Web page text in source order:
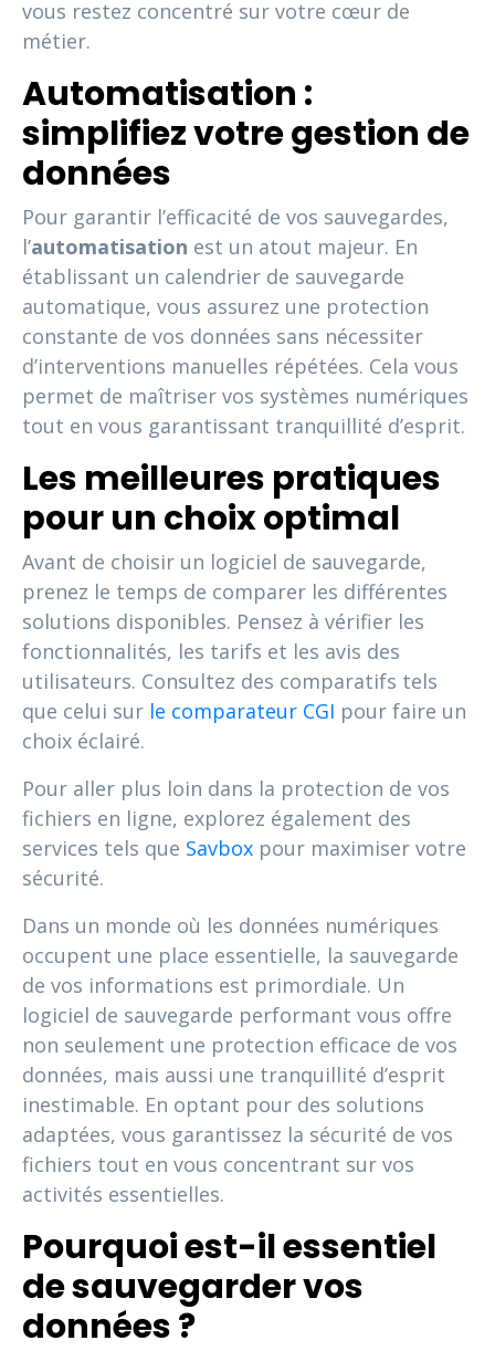
vous restez concentré sur votre cœur de
métier.
Automatisation :
simplifiez votre gestion de
données
Pour garantir l’efficacité de vos sauvegardes,
l’automatisation est un atout majeur. En
établissant un calendrier de sauvegarde
automatique, vous assurez une protection
constante de vos données sans nécessiter
d’interventions manuelles répétées. Cela vous
permet de maîtriser vos systèmes numériques
tout en vous garantissant tranquillité d’esprit.
Les meilleures pratiques
pour un choix optimal
Avant de choisir un logiciel de sauvegarde,
prenez le temps de comparer les différentes
solutions disponibles. Pensez à vérifier les
fonctionnalités, les tarifs et les avis des
utilisateurs. Consultez des comparatifs tels
que celui sur le comparateur CGI pour faire un
choix éclairé.
Pour aller plus loin dans la protection de vos
fichiers en ligne, explorez également des
services tels que Savbox pour maximiser votre
sécurité.
Dans un monde où les données numériques
occupent une place essentielle, la sauvegarde
de vos informations est primordiale. Un
logiciel de sauvegarde performant vous offre
non seulement une protection efficace de vos
données, mais aussi une tranquillité d’esprit
inestimable. En optant pour des solutions
adaptées, vous garantissez la sécurité de vos
fichiers tout en vous concentrant sur vos
activités essentielles.
Pourquoi est-il essentiel
de sauvegarder vos
données ?